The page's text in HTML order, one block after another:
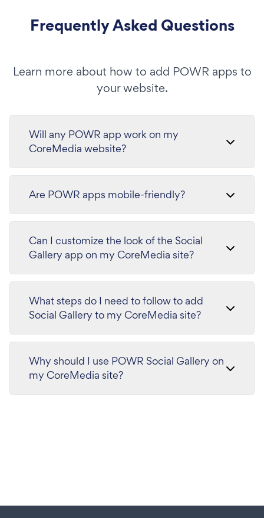
Frequently Asked Questions
Learn more about how to add POWR apps to
your website.
Will any POWR app work on my
CoreMedia website?
Are POWR apps mobile-friendly?
Can I customize the look of the Social
Gallery app on my CoreMedia site?
What steps do I need to follow to add
Social Gallery to my CoreMedia site?
Why should I use POWR Social Gallery on
my CoreMedia site?